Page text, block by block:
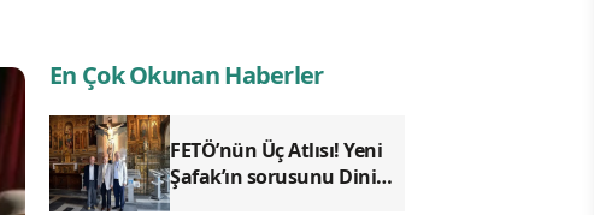
En Çok Okunan Haberler
FETÖ’nün Üç Atlısı! Yeni
Şafak’ın sorusunu Dini